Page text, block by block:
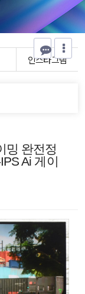
인스타그램
밍 완전정
Ai 게이